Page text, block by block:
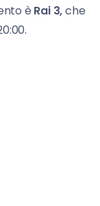
è Rai 3,che